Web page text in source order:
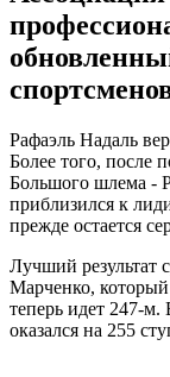
Рафаэль Надаль
Более того, после
Большого шлема -
приблизился к
прежде остается
Лучший результат
Марченко, который
теперь идет 247-м.
оказался на 255